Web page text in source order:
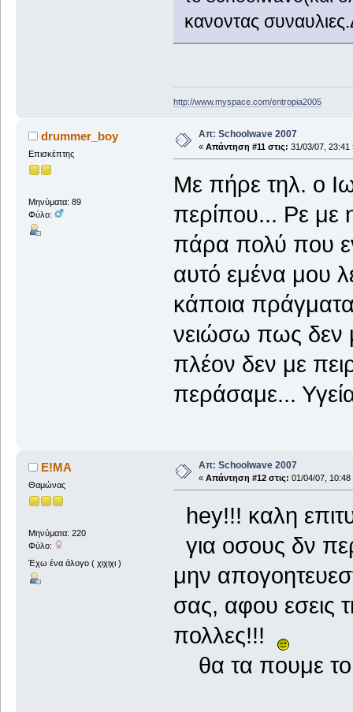
κανοντας
http://www.myspace.com/entropia2005
drummer_boy
Επισκέπτης
Μηνύματα: 89
Φύλο:
Απ: Schoolwave 2007
« Απάντηση #11 στις: 31/03/07, 23:41
Με πήρε τηλ. ο
περίπου... Ρε με
πάρα πολύ που
αυτό εμένα μου
κάποια
νειώσω πως δεν
πλέον δεν με
περάσαμε...
Ε!ΜΑ
Θαμώνας
Μηνύματα: 220
Φύλο:
Έχω ένα άλογο ( χιχιχι )
Απ: Schoolwave 2007
« Απάντηση #12 στις: 01/04/07, 10:48
hey!!! καλη
για οσους δν
μην
σας, αφου εσεις
πολλες!!!
θα τα πουμε